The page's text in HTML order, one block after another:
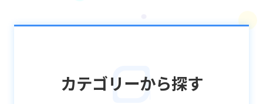
し、パーティを決めて「スタート」！
加したいクエストを選ぶことも可能です。
ゲストはクエストクリアによる経験値を獲得
カテゴリーから探す